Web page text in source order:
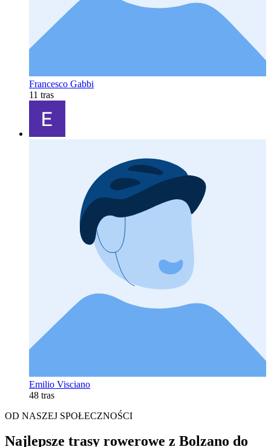
Francesco Gabbi
11 tras
Emilio Visciano
48 tras
OD NASZEJ SPOŁECZNOŚCI
Najlepsze trasy rowerowe z Bolzano do